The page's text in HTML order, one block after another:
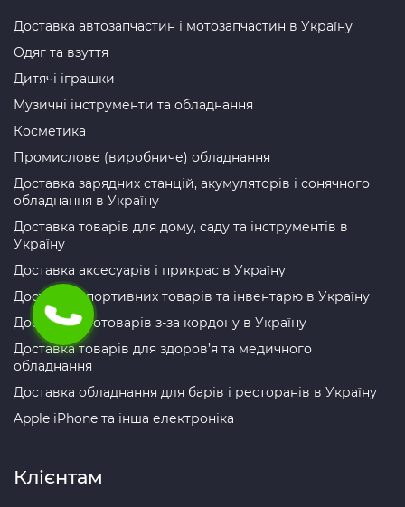
Доставка автозапчастин і мотозапчастин в Україну
Одяг та взуття
Дитячі іграшки
Музичні інструменти та обладнання
Косметика
Промислове (виробниче) обладнання
Доставка зарядних станцій, акумуляторів і сонячного
обладнання в Україну
Доставка товарів для дому, саду та інструментів в
Україну
Доставка аксесуарів і прикрас в Україну
Доставка спортивних товарів та інвентарю в Україну
Доставка зоотоварів з-за кордону в Україну
Доставка товарів для здоров’я та медичного
обладнання
Доставка обладнання для барів і ресторанів в Україну
Apple iPhone та інша електроніка
Клієнтам